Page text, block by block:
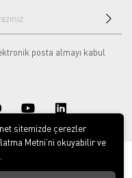
posta almayı kabul
saklıdır.
sitemizde çerezler
Metni’ni okuyabilir ve